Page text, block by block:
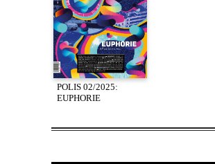
POLIS 02/2025:
EUPHORIE